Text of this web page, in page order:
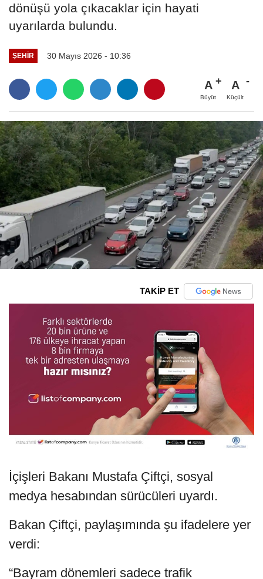
dönüşü yola çıkacaklar için hayati
uyarılarda bulundu.
ŞEHIR 30 Mayıs 2026 - 10:36
A
Büyüt
A
Küçült
TAKİP ET
İçişleri Bakanı Mustafa Çiftçi, sosyal
medya hesabından sürücüleri uyardı.
Bakan Çiftçi, paylaşımında şu ifadelere yer
verdi:
“Bayram dönemleri sadece trafik